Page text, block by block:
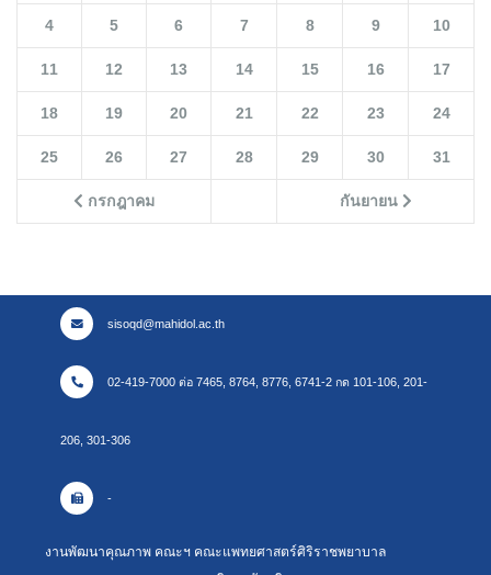
กรกฎาคม กันยายน
4 5 6 7 8 9 10
11 12 13 14 15 16 17
18 19 20 21 22 23 24
25 26 27 28 29 30 31
sisoqd@mahidol.ac.th
02-419-7000 ต่อ 7465, 8764, 8776, 6741-2 กด 101-106, 201-
206, 301-306
-
งานพัฒนาคุณภาพ คณะฯ คณะแพทยศาสตร์ศิริราชพยาบาล